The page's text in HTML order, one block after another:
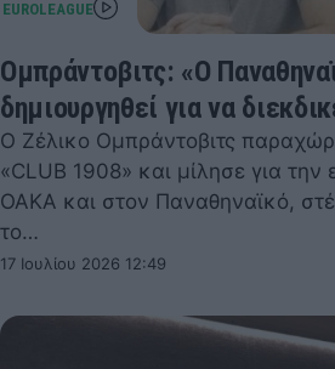
Ομπράντοβιτς: «Ο
δημιουργηθεί για να
Ο Ζέλικο Ομπράντοβιτς
«CLUB 1908» και μίλησε για την
ΟΑΚΑ και στον Παναθηναϊκό,
το…
17 Ιουλίου 2026 12:49